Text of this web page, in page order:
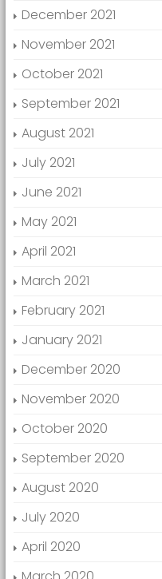
December 2021
November 2021
October 2021
September 2021
August 2021
July 2021
June 2021
May 2021
April 2021
March 2021
February 2021
January 2021
December 2020
November 2020
October 2020
September 2020
August 2020
July 2020
April 2020